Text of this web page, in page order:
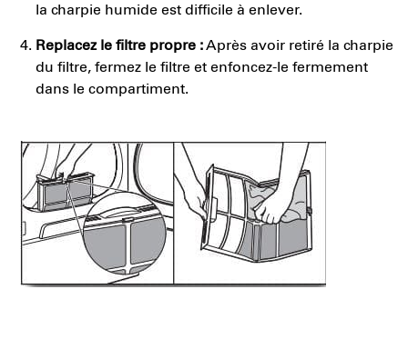
la charpie humide est difficile à enlever.
Replacez le filtre propre :Après avoir retiré la charpie
du filtre, fermez le filtre et enfoncez-le fermement
dans le compartiment.